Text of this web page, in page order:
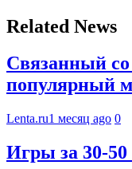
Related News
Связанный
популярный
Lenta.ru1 месяц ago 0
Игры за 30-